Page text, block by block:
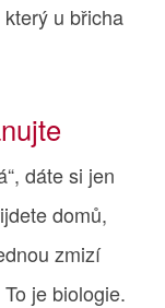
u břicha
dáte si jen
domů,
zmizí
je biologie.